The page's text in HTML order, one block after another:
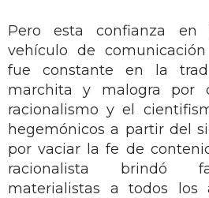
Pero esta confianza en
vehículo de
fue constante en la
marchita y malogra por
racionalismo y el
hegemónicos a partir del
por vaciar la fe de
racionalista brindó
materialistas a todos los